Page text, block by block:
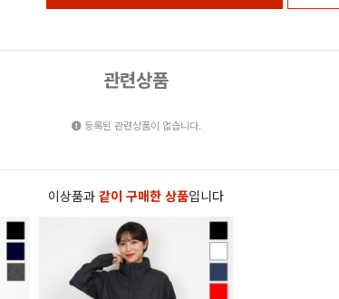
관련상품
등록된 관련상품이 없습니다.
이상품과 같이 구매한 상품입니다